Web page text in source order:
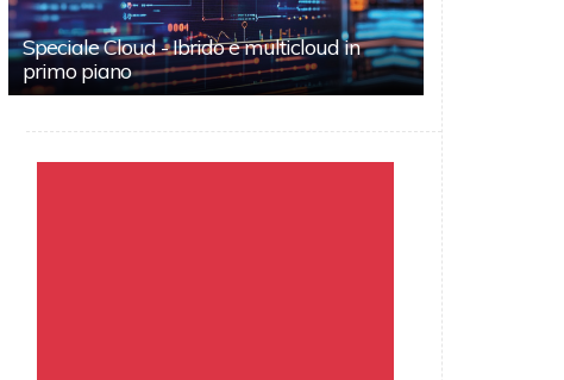
Speciale Cloud - Ibrido e multicloud in
primo piano